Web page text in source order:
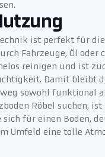
ist perfekt für
Fahrzeuge, Öl oder
reinigen und ist
Damit bleibt
sowohl funktional
Röbel suchen,
für einen Boden,
Umfeld eine tolle